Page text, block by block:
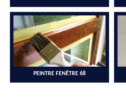
PEINTRE FENÊTRE 68